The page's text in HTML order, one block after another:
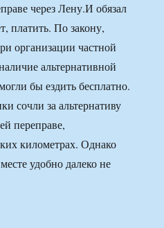
через Лену.И обязал
платить. По закону,
организации частной
альтернативной
бы ездить бесплатно.
сочли за альтернативу
переправе,
километрах. Однако
удобно далеко не